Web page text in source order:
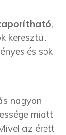
,
keresztül.
és sok
nagyon
miatt
az érett